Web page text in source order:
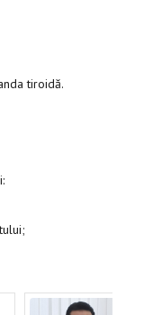
tiroidă.